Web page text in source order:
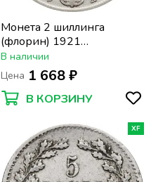
Монета 2 шиллинга
(флорин) 1921
Великобритания
В наличии
Цена 1 668 ₽
В КОРЗИНУ
XF